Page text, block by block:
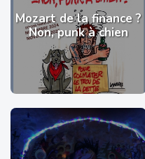
Mozart de la finance ?
Non, punk à chien